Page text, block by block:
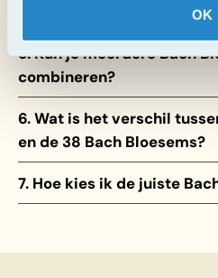
OK
5. Kun je meerdere Bach
combineren?
6. Wat is het verschil
en de 38 Bach Bloesems?
7. Hoe kies ik de juiste